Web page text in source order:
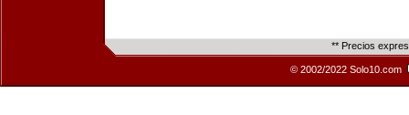
** Precios
© 2002/2022 Solo10.com